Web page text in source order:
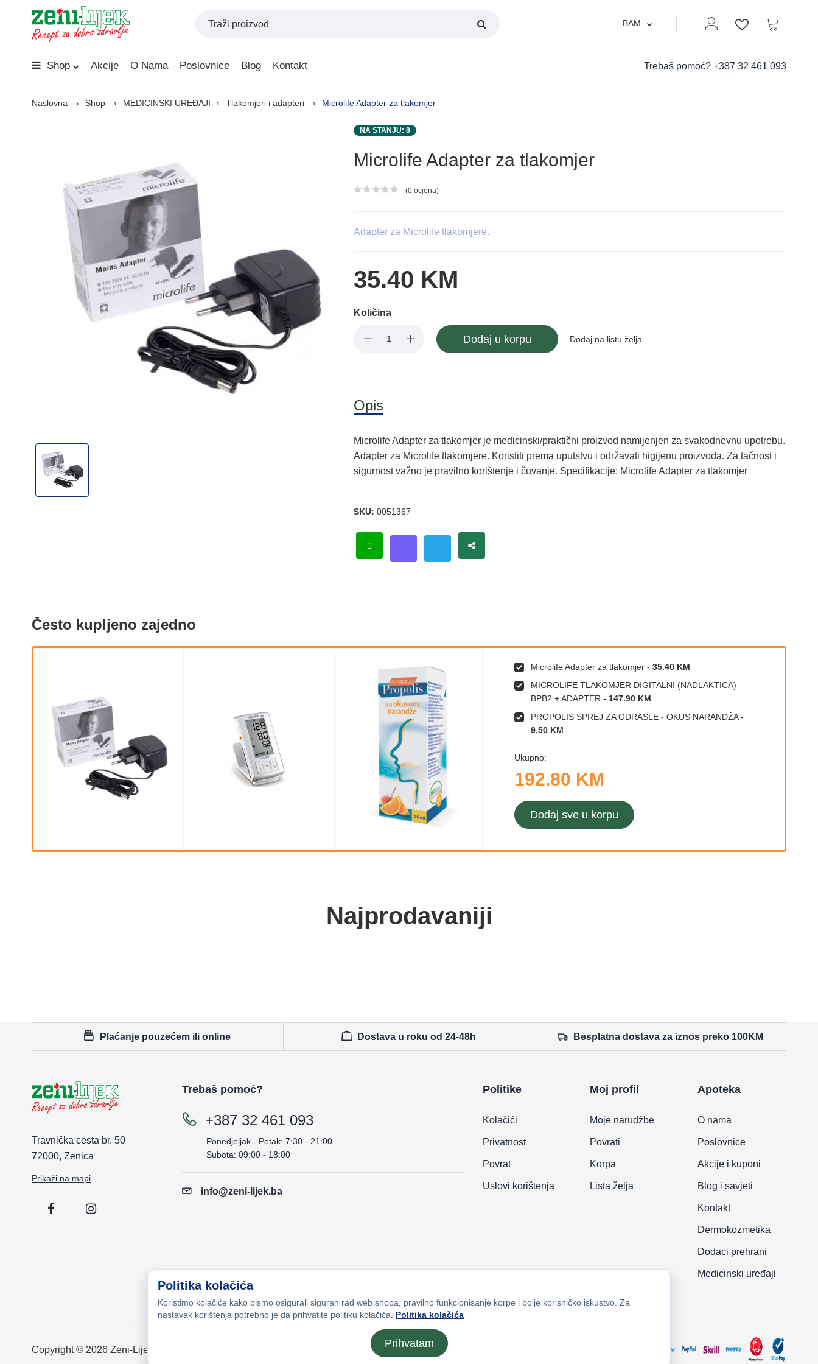
Moj nalogLista zelja
Korpa
BAM
Shop Akcije O Nama Poslovnice Blog Kontakt Trebaš pomoć? +387 32 461 093
Naslovna Shop MEDICINSKI UREĐAJI Tlakomjeri i adapteri Microlife Adapter za tlakomjer
NA STANJU: 8
Microlife Adapter za tlakomjer
Ocjena proizvoda
(0 ocjena)
Adapter za Microlife tlakomjere.
35.40 KM
Količina
Dodaj u korpu Dodaj na listu želja
Opis
Microlife Adapter za tlakomjer je medicinski/praktični proizvod namijenjen za svakodnevnu upotrebu.
Adapter za Microlife tlakomjere. Koristiti prema uputstvu i održavati higijenu proizvoda. Za tačnost i
sigurnost važno je pravilno korištenje i čuvanje. Specifikacije: Microlife Adapter za tlakomjer
SKU:0051367
Često kupljeno zajedno
Microlife Adapter za tlakomjer -35.40 KM
MICROLIFE TLAKOMJER DIGITALNI (NADLAKTICA)
BPB2 + ADAPTER - 147.90 KM
PROPOLIS SPREJ ZA ODRASLE - OKUS NARANDŽA-
9.50 KM
Ukupno:
192.80 KM
Dodaj sve u korpu
Najprodavaniji
Plaćanje pouzećem ili online Dostava u roku od 24-48h Besplatna dostava za iznos preko 100KM
Travnička cesta br. 50
72000, Zenica
Prikaži na mapi
Trebaš pomoć?
+387 32 461 093
Ponedjeljak - Petak: 7:30 - 21:00
Subota: 09:00 - 18:00
info@zeni-lijek.ba
Politike
Kolačići
Privatnost
Povrat
Uslovi korištenja
Moj profil
Moje narudžbe
Povrati
Korpa
Lista želja
Apoteka
O nama
Poslovnice
Akcije i kuponi
Blog i savjeti
Kontakt
Dermokozmetika
Dodaci prehrani
Medicinski uređaji
Copyright © 2026 Zeni-Lijek Apoteka. Sva prava zadržana
Politika kolačića
Koristimo kolačiće kako bismo osigurali siguran rad web shopa, pravilno funkcionisanje korpe i bolje korisničko iskustvo. Za
nastavak korištenja potrebno je da prihvatite politiku kolačića. Politika kolačića
Prihvatam